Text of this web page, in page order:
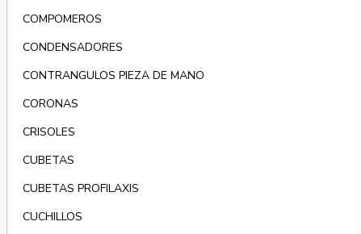
COMPOMEROS
CONDENSADORES
CONTRANGULOS PIEZA DE MANO
CORONAS
CRISOLES
CUBETAS
CUBETAS PROFILAXIS
CUCHILLOS